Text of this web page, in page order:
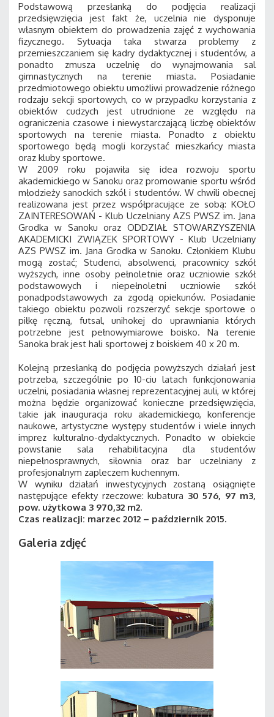
Podstawową przesłanką do podjęcia realizacji
przedsięwzięcia jest fakt że, uczelnia nie dysponuje
własnym obiektem do prowadzenia zajęć z wychowania
fizycznego. Sytuacja taka stwarza problemy z
przemieszczaniem się kadry dydaktycznej i studentów, a
ponadto zmusza uczelnię do wynajmowania sal
gimnastycznych na terenie miasta. Posiadanie
przedmiotowego obiektu umożliwi prowadzenie różnego
rodzaju sekcji sportowych, co w przypadku korzystania z
obiektów cudzych jest utrudnione ze względu na
ograniczenia czasowe i niewystarczającą liczbę obiektów
sportowych na terenie miasta. Ponadto z obiektu
sportowego będą mogli korzystać mieszkańcy miasta
oraz kluby sportowe.
W 2009 roku pojawiła się idea rozwoju sportu
akademickiego w Sanoku oraz promowanie sportu wśród
młodzieży sanockich szkół i studentów. W chwili obecnej
realizowana jest przez współpracujące ze sobą: KOŁO
ZAINTERESOWAŃ - Klub Uczelniany AZS PWSZ im. Jana
Grodka w Sanoku oraz ODDZIAŁ STOWARZYSZENIA
AKADEMICKI ZWIĄZEK SPORTOWY - Klub Uczelniany
AZS PWSZ im. Jana Grodka w Sanoku. Członkiem Klubu
mogą zostać; Studenci, absolwenci, pracownicy szkół
wyższych, inne osoby pełnoletnie oraz uczniowie szkół
podstawowych i niepełnoletni uczniowie szkół
ponadpodstawowych za zgodą opiekunów. Posiadanie
takiego obiektu pozwoli rozszerzyć sekcje sportowe o
piłkę ręczną, futsal, unihokej do uprawniania których
potrzebne jest pełnowymiarowe boisko. Na terenie
Sanoka brak jest hali sportowej z boiskiem 40 x 20 m.
Kolejną przesłanką do podjęcia powyższych działań jest
potrzeba, szczególnie po 10-ciu latach funkcjonowania
uczelni, posiadania własnej reprezentacyjnej auli, w której
można będzie organizować konieczne przedsięwzięcia,
takie jak inauguracja roku akademickiego, konferencje
naukowe, artystyczne występy studentów i wiele innych
imprez kulturalno-dydaktycznych. Ponadto w obiekcie
powstanie sala rehabilitacyjna dla studentów
niepełnosprawnych, siłownia oraz bar uczelniany z
profesjonalnym zapleczem kuchennym.
W wyniku działań inwestycyjnych zostaną osiągnięte
następujące efekty rzeczowe: kubatura 30 576, 97 m3,
pow. użytkowa 3 970,32 m2.
Czas realizacji: marzec 2012 – październik 2015.
Galeria zdjęć